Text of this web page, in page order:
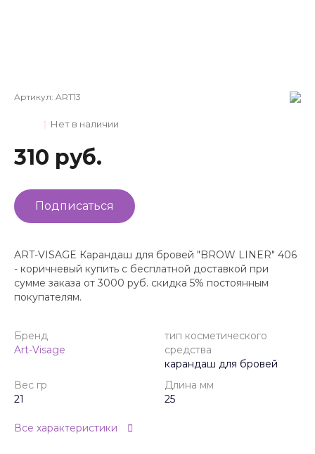
Артикул: ART13
Нет в наличии
310 руб.
Подписаться
ART-VISAGE Карандаш для бровей "BROW LINER" 406
- коричневый купить с бесплатной доставкой при
сумме заказа от 3000 руб. скидка 5% постоянным
покупателям.
Бренд
Art-Visage
тип косметического
средства
карандаш для бровей
Вес гр
21
Длина мм
25
Все характеристики